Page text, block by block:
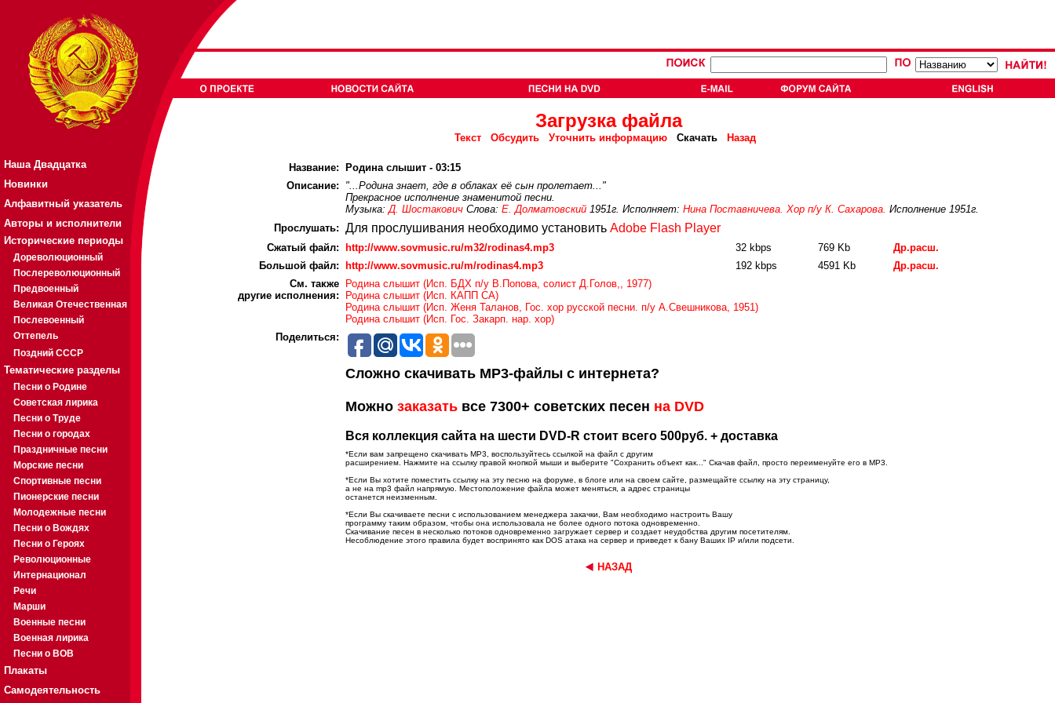
Наша Двадцатка
Новинки
Алфавитный указатель
Авторы и исполнители
Исторические периоды
Дореволюционный
Послереволюционный
Предвоенный
Великая Отечественная
Послевоенный
Оттепель
Поздний СССР
Тематические разделы
Песни о Родине
Советская лирика
Песни о Труде
Песни о городах
Праздничные песни
Морские песни
Спортивные песни
Пионерские песни
Молодежные песни
Песни о Вождях
Песни о Героях
Революционные
Интернационал
Речи
Марши
Военные песни
Военная лирика
Песни о ВОВ
Плакаты
Самодеятельность
Загрузка файла
Текст Обсудить Уточнить информацию Скачать Назад
Название:
Родина слышит - 03:15
Описание:
"...Родина знает, где в облаках её сын пролетает..."
Прекрасное исполнение знаменитой песни.
Музыка:Д. Шостакович Слова: Е. Долматовский 1951г. Исполняет: Нина Поставничева. Хор п/у К. Сахарова. Исполнение 1951г.
Прослушать: Для прослушивания необходимо установить Adobe Flash Player
Cжатый файл: http://www.sovmusic.ru/m32/rodinas4.mp3 32 kbps 769 Kb
Др.расш.
Большой файл:
http://www.sovmusic.ru/m/rodinas4.mp3 192 kbps 4591 Kb
Др.расш.
См. также
другие исполнения:
Родина слышит (Исп. БДХ п/у В.Попова, солист Д.Голов,, 1977)
Родина слышит (Исп. КАПП СА)
Родина слышит (Исп. Женя Таланов, Гос. хор русской песни. п/у А.Свешникова, 1951)
Родина слышит (Исп. Гос. Закарп. нар. хор)
Поделиться:
Сложно скачивать MP3-файлы с интернета?
Можно заказать все 7300+ советских песен на DVD
Вся коллекция сайта на шести DVD-R стоит всего 500руб. + доставка
*Если вам запрещено скачивать MP3, воспользуйтесь ссылкой на файл с другим
расширением. Нажмите на ссылку правой кнопкой мыши и выберите "Сохранить объект как..." Скачав файл, просто переименуйте его в MP3.
*Если Вы хотите поместить ссылку на эту песню на форуме, в блоге или на своем сайте, размещайте ссылку на эту страницу,
а не на mp3 файл напрямую. Местоположение файла может меняться, а адрес страницы
останется неизменным.
*Если Вы скачиваете песни с использованием менеджера закачки, Вам необходимо настроить Вашу
программу таким образом, чтобы она использовала не более одного потока одновременно.
Скачивание песен в несколько потоков одновременно загружает сервер и создает неудобства другим посетителям.
Несоблюдение этого правила будет воспринято как DOS атака на сервер и приведет к бану Ваших IP и/или подсети.
НАЗАД